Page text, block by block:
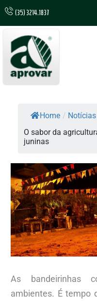
(35) 3214.1837
Home / Notícias
O sabor da
juninas
As bandeirinhas
ambientes. É tempo